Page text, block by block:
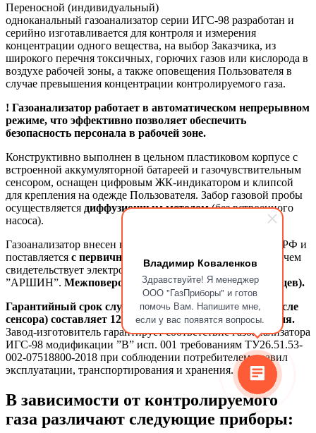
Владимир Коваленков
Здравствуйте! Я менеджер
ООО "ГазПриборы" и готов
помочь Вам. Напишите мне,
если у вас появятся вопросы.
Переносной (индивидуальный)
одноканальный газоанализатор серии ИГС-98 разработан и
серийно изготавливается для контроля и измерения
концентрации одного вещества, на выбор Заказчика, из
широкого перечня токсичных, горючих газов или кислорода в
воздухе рабочей зоны, а также оповещения Пользователя в
случае превышения концентрации контролируемого газа.
! Газоанализатор работает в автоматическом непрерывном
режиме, что эффективно позволяет обеспечить
безопасность персонала в рабочей зоне.
Конструктивно выполнен в цельном пластиковом корпусе с
встроенной аккумуляторной батареей и газочувствительным
сенсором, оснащен цифровым ЖК-индикатором и клипсой
для крепления на одежде Пользователя. Забор газовой пробы
осуществляется диффузионным методом(без встроенного
насоса).
Газоанализатор внесен в реестр СИ (средств измерений) РФ и
поставляется с первичной государственной поверкой
о чем
свидетельствует электронная запись в базе ФГИС
”АРШИН”. Межповерочный интервал - 1 год (12 месяцев).
Гарантийный срок службы газоанализатора (в том числе
сенсора) составляет 12 месяцев с момента изготовления.
Завод-изготовитель гарантирует соответствие газоанализатора
ИГС-98 модификации ”В” исп. 001 требованиям ТУ26.51.53-
002-07518800-2018 при соблюдении потребителем правил
эксплуатации, транспортирования и хранения.
В зависимости от контролируемого
газа различают следующие приборы: